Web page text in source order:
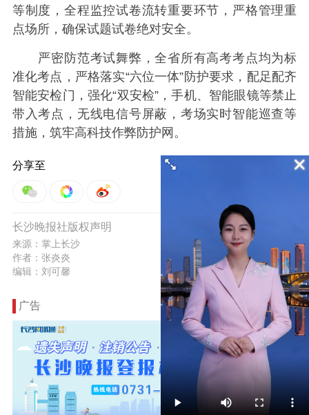
等制度，全程监控试卷流转重要环节，严格管理重
点场所，确保试题试卷绝对安全。
严密防范考试舞弊，全省所有高考考点均为标
准化考点，严格落实“六位一体”防护要求，配足配齐
智能安检门，强化“双安检”，手机、智能眼镜等禁止
带入考点，无线电信号屏蔽，考场实时智能巡查等
措施，筑牢高科技作弊防护网。
分享至
长沙晚报社版权声明
来源：掌上长沙
作者：张炎炎
编辑：刘可馨
广告